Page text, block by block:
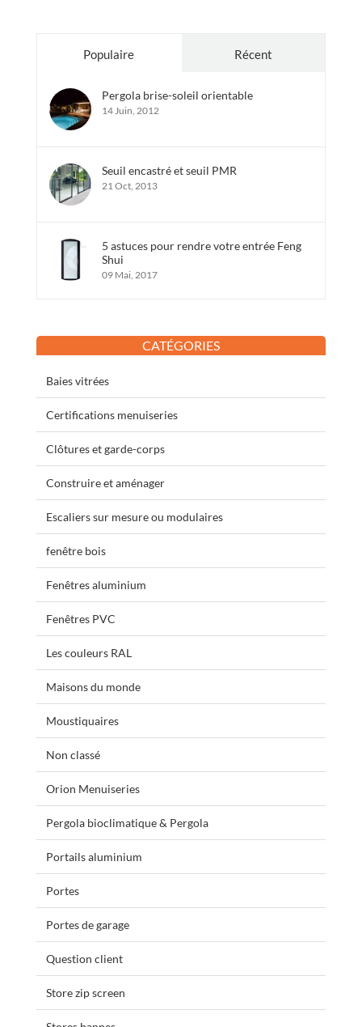
Populaire Récent
Pergola brise-soleil orientable
14 Juin, 2012
Seuil encastré et seuil PMR
21 Oct, 2013
5 astuces pour rendre votre entrée Feng
Shui
09 Mai, 2017
CATÉGORIES
Baies vitrées
Certifications menuiseries
Clôtures et garde-corps
Construire et aménager
Escaliers sur mesure ou modulaires
fenêtre bois
Fenêtres aluminium
Fenêtres PVC
Les couleurs RAL
Maisons du monde
Moustiquaires
Non classé
Orion Menuiseries
Pergola bioclimatique & Pergola
Portails aluminium
Portes
Portes de garage
Question client
Store zip screen